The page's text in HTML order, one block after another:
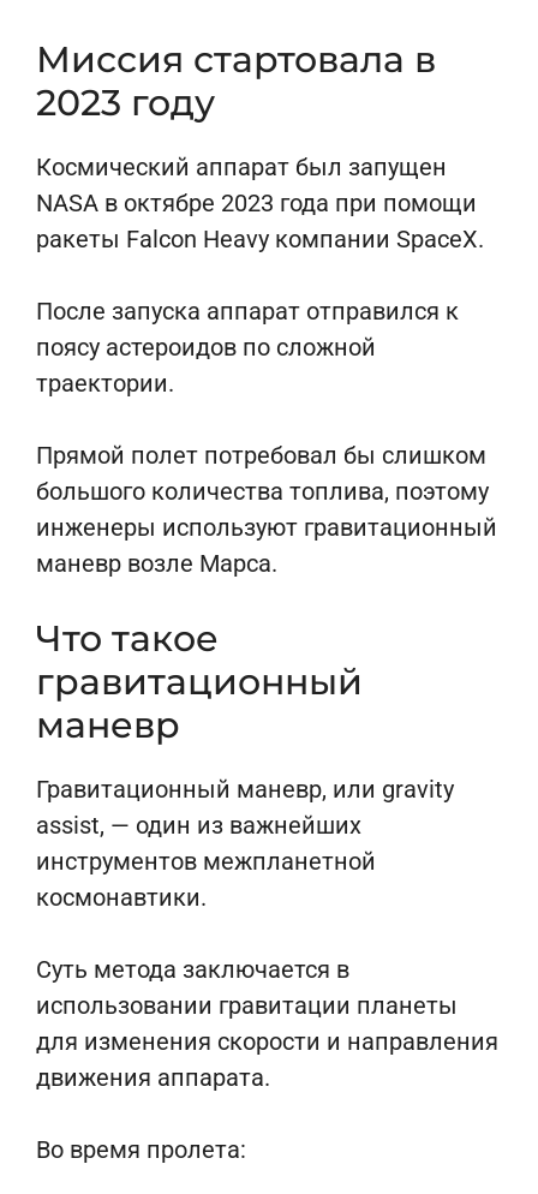
Миссия стартовала в
2023 году
Космический аппарат был запущен
NASA в октябре 2023 года при помощи
ракеты Falcon Heavy компании SpaceX.
После запуска аппарат отправился к
поясу астероидов по сложной
траектории.
Прямой полет потребовал бы слишком
большого количества топлива, поэтому
инженеры используют гравитационный
маневр возле Марса.
Что такое
гравитационный
маневр
Гравитационный маневр, или gravity
assist, — один из важнейших
инструментов межпланетной
космонавтики.
Суть метода заключается в
использовании гравитации планеты
для изменения скорости и направления
движения аппарата.
Во время пролета: